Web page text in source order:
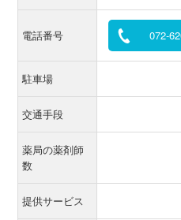
電話番号 072-
駐車場
交通手段
薬局の薬剤師
数
提供サービス